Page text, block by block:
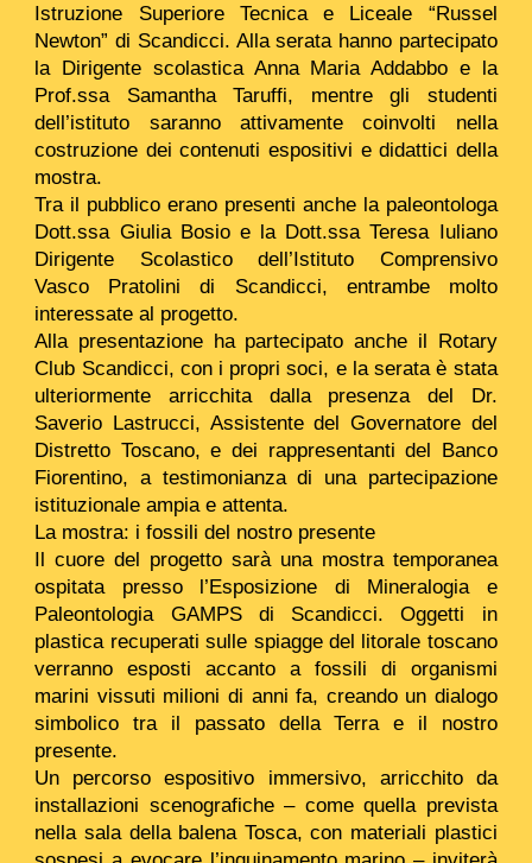
Istruzione Superiore Tecnica e Liceale “Russel
Newton” di Scandicci. Alla serata hanno partecipato
la Dirigente scolastica Anna Maria Addabbo e la
Prof.ssa Samantha Taruffi, mentre gli studenti
dell’istituto saranno attivamente coinvolti nella
costruzione dei contenuti espositivi e didattici della
mostra.
Tra il pubblico erano presenti anche la paleontologa
Dott.ssa Giulia Bosio e la Dott.ssa Teresa Iuliano
Dirigente Scolastico dell’Istituto Comprensivo
Vasco Pratolini di Scandicci, entrambe molto
interessate al progetto.
Alla presentazione ha partecipato anche il Rotary
Club Scandicci, con i propri soci, e la serata è stata
ulteriormente arricchita dalla presenza del Dr.
Saverio Lastrucci, Assistente del Governatore del
Distretto Toscano, e dei rappresentanti del Banco
Fiorentino, a testimonianza di una partecipazione
istituzionale ampia e attenta.
La mostra: i fossili del nostro presente
Il cuore del progetto sarà una mostra temporanea
ospitata presso l’Esposizione di Mineralogia e
Paleontologia GAMPS di Scandicci. Oggetti in
plastica recuperati sulle spiagge del litorale toscano
verranno esposti accanto a fossili di organismi
marini vissuti milioni di anni fa, creando un dialogo
simbolico tra il passato della Terra e il nostro
presente.
Un percorso espositivo immersivo, arricchito da
installazioni scenografiche – come quella prevista
nella sala della balena Tosca, con materiali plastici